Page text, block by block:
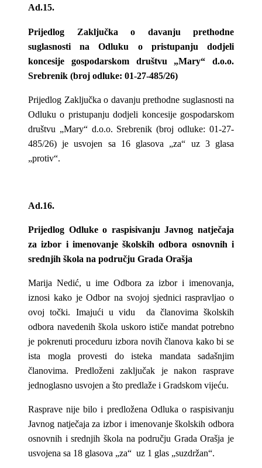
Ad.15.
Prijedlog Zaključka o davanju prethodne
suglasnosti na Odluku o pristupanju dodjeli
koncesije gospodarskom društvu „Mary“ d.o.o.
Srebrenik (broj odluke: 01-27-485/26)
Prijedlog Zaključka o davanju prethodne suglasnosti na
Odluku o pristupanju dodjeli koncesije gospodarskom
društvu „Mary“ d.o.o. Srebrenik (broj odluke: 01-27-
485/26) je usvojen sa 16 glasova „za“ uz 3 glasa
„protiv“.
Ad.16.
Prijedlog Odluke o raspisivanju Javnog natječaja
za izbor i imenovanje školskih odbora osnovnih i
srednjih škola na području Grada Orašja
Marija Nedić, u ime Odbora za izbor i imenovanja,
iznosi kako je Odbor na svojoj sjednici raspravljao o
ovoj točki. Imajući u vidu da članovima školskih
odbora navedenih škola uskoro ističe mandat potrebno
je pokrenuti proceduru izbora novih članova kako bi se
ista mogla provesti do isteka mandata sadašnjim
članovima. Predloženi zaključak je nakon rasprave
jednoglasno usvojen a što predlaže i Gradskom vijeću.
Rasprave nije bilo i predložena Odluka o raspisivanju
Javnog natječaja za izbor i imenovanje školskih odbora
osnovnih i srednjih škola na području Grada Orašja je
usvojena sa 18 glasova „za“ uz 1 glas „suzdržan“.